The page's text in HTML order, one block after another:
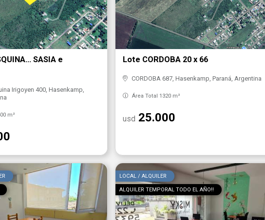
SASIA e
Irigoyen 400, Hasenkamp,
m²
Lote CORDOBA 20 x 66
CORDOBA 687, Hasenkamp, Paraná, Argentina
Área Total 1320 m²
usd 25.000
LOCAL / ALQUILER
ALQUILER TEMPORAL TODO EL AÑO!!